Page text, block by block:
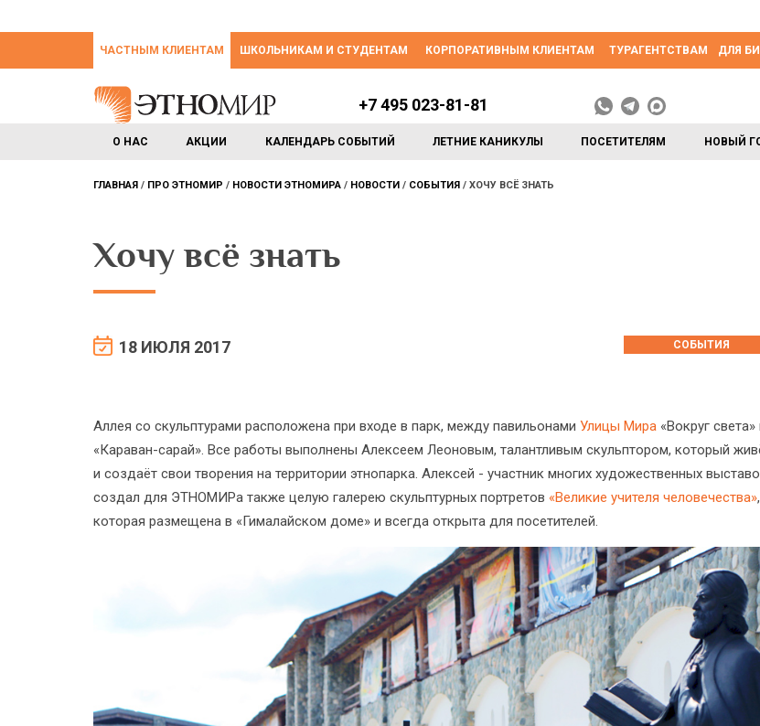
ЧАСТНЫМ КЛИЕНТАМ ШКОЛЬНИКАМ И СТУДЕНТАМ КОРПОРАТИВНЫМ КЛИЕНТАМ ТУРАГЕНТСТВАМ ДЛЯ
О НАС АКЦИИ КАЛЕНДАРЬ СОБЫТИЙ ЛЕТНИЕ КАНИКУЛЫ ПОСЕТИТЕЛЯМ НОВЫЙ
+7 495 023-81-81
ГЛАВНАЯ ПРО ЭТНОМИР НОВОСТИ ЭТНОМИРА НОВОСТИ СОБЫТИЯ ХОЧУ ВСЁ ЗНАТЬ
Хочу всё знать
18 ИЮЛЯ 2017 СОБЫТИЯ
Аллея со скульптурами расположена при входе в парк, между павильонами Улицы Мира «Вокруг света»
«Караван-сарай». Все работы выполнены Алексеем Леоновым, талантливым скульптором, который
и создаёт свои творения на территории этнопарка. Алексей - участник многих художественных
создал для ЭТНОМИРа также целую галерею скульптурных портретов «Великие учителя человечества»,
которая размещена в «Гималайском доме» и всегда открыта для посетителей.